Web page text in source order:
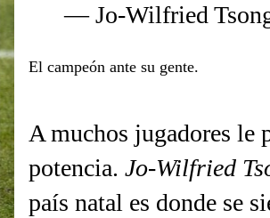
— Jo-Wilfried
El campeón ante su gente.
A muchos jugadores le
potencia. Jo-Wilfried
país natal es donde se